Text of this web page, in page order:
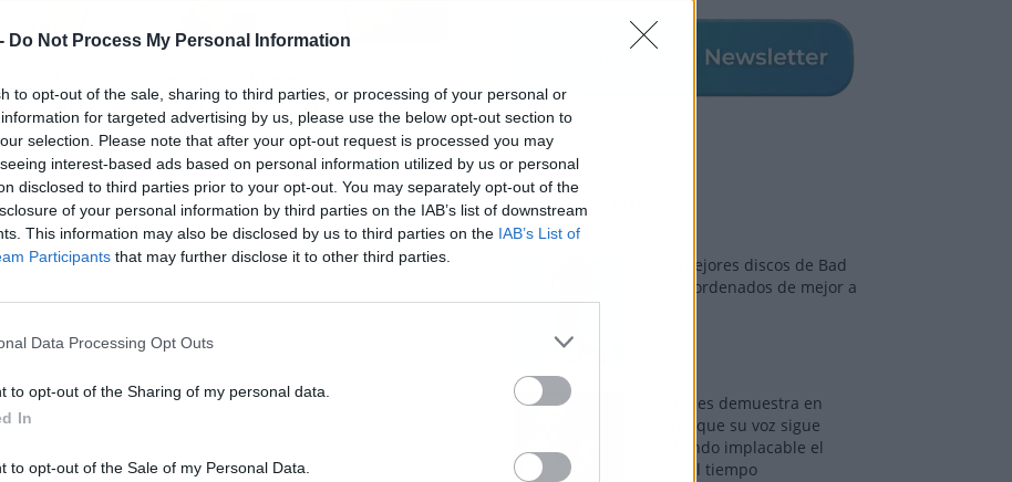
Do Not Process My Personal Information
to opt-out of the sale, sharing to third parties, or processing of your personal or
for targeted advertising by us, please use the below opt-out section to
selection. Please note that after your opt-out request is processed you may
interest-based ads based on personal information utilized by us or personal
disclosed to third parties prior to your opt-out. You may separately opt-out of the
of your personal information by third parties on the IAB’s list of downstream
This information may also be disclosed by us to third parties on the IAB’s List of
Participants that may further disclose it to other third parties.
Data Processing Opt Outs
to opt-out of the Sharing of my personal data.
In
to opt-out of the Sale of my Personal Data.
del mundo es
Ronaldo, jugador del All Nassr, de Arabia Saudí.
Los más vistos
Los 7 mejores discos de Bad
Bunny, ordenados de mejor a
Tom Jones demuestra en
Madrid que su voz sigue
desafiando implacable el
paso del tiempo